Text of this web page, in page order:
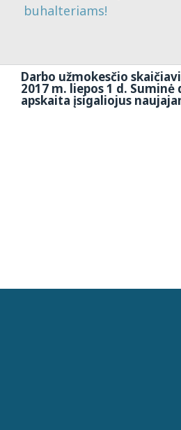
buhalteriams!
Darbo užmokesčio
2017 m. liepos 1 d. Suminė
apskaita įsigaliojus